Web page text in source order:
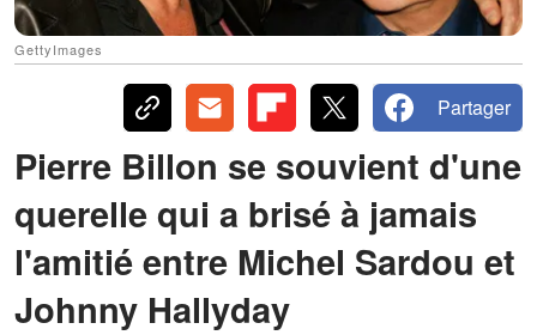
GettyImages
Partager
Pierre Billon se souvient d'une
querelle qui a brisé à jamais
l'amitié entre Michel Sardou et
Johnny Hallyday